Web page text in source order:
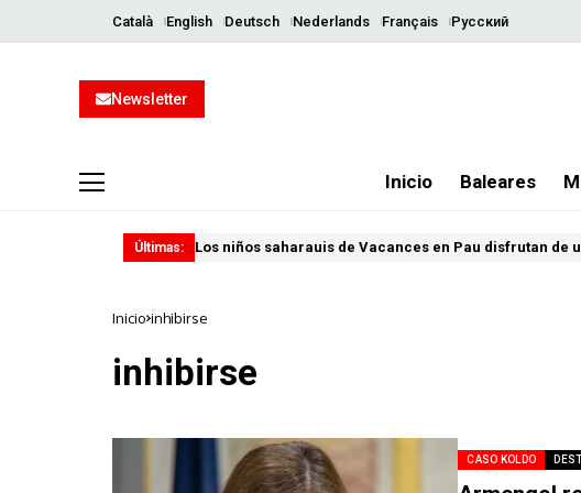
Català English Deutsch Nederlands Français Русский
Newsletter
Inicio Baleares
Últimas: Los niños saharauis de Vacances en Pau disfrutan de
Inicio inhibirse
inhibirse
CASO KOLDO